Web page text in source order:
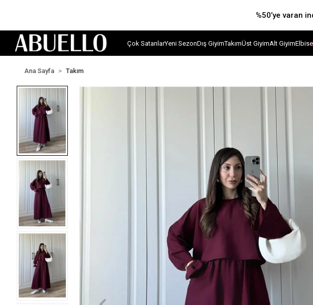
%50’ye varan
Çok SatanlarYeni SezonDış GiyimTakımÜst GiyimAlt GiyimElbise
Ana Sayfa Takım